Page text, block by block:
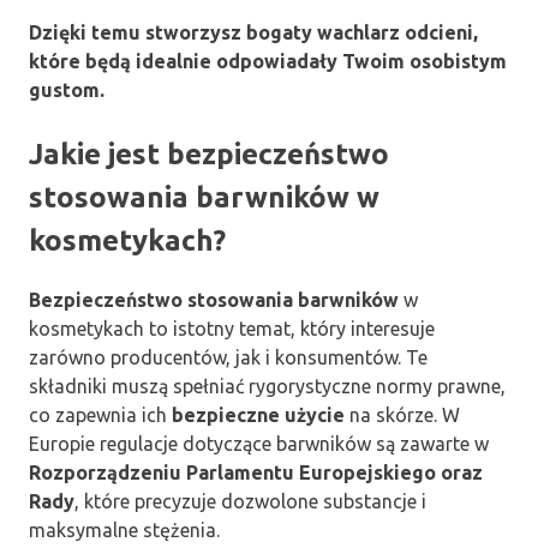
Dzięki temu stworzysz bogaty wachlarz odcieni,
które będą idealnie odpowiadały Twoim osobistym
gustom.
Jakie jest bezpieczeństwo
stosowania barwników w
kosmetykach?
Bezpieczeństwo stosowania barwników w
kosmetykach to istotny temat, który interesuje
zarówno producentów, jak i konsumentów. Te
składniki muszą spełniać rygorystyczne normy prawne,
co zapewnia ich bezpieczne użycie na skórze. W
Europie regulacje dotyczące barwników są zawarte w
Rozporządzeniu Parlamentu Europejskiego oraz
Rady, które precyzuje dozwolone substancje i
maksymalne stężenia.